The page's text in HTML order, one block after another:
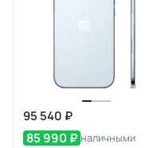
95 540 ₽
85 990 ₽ наличными